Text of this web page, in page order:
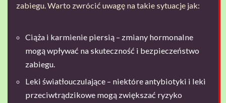
zabiegu. Warto zwrócić uwagę na takie sytuacje jak:
Ciąża i karmienie piersią – zmiany hormonalne
mogą wpływać na skuteczność i bezpieczeństwo
zabiegu.
Leki światłouczulające – niektóre antybiotyki i leki
przeciwtrądzikowe mogą zwiększać ryzyko